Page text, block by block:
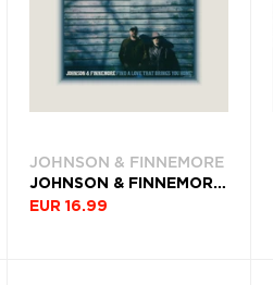
JOHNSON & FINNEMORE
JOHNSON & FINNEMORE, CD FIND A LOVE THAT BRINGS YOU HOME
EUR 16.99